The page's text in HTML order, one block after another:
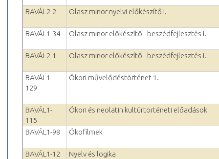
BAVÁL2-2 Olasz minor nyelvi előkészítő I.
BAVÁL1-34 Olasz minor előkészítő - beszédfejlesztés I.
BAVÁL2-1 Olasz minor előkészítő - beszédfejlesztés I.
BAVÁL1-
129
Ókori művelődéstörténet 1.
BAVÁL1-
115
Ókori és neolatin kultúrtörténeti előadások
BAVÁL1-98 Ökofilmek
BAVÁL1-12 Nyelv és logika